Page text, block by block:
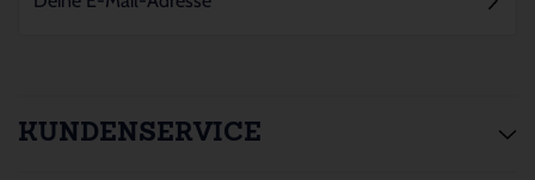
KUNDENSERVICE